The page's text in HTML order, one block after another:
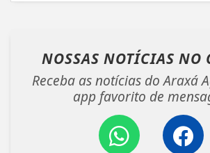
NOSSAS NOTÍCIAS NO
Receba as notícias do Araxá
app favorito de